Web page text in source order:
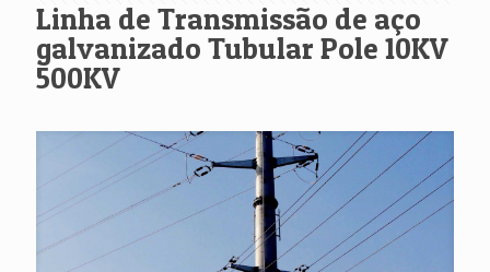
Linha de Transmissão de aço
galvanizado Tubular Pole 10KV
500KV